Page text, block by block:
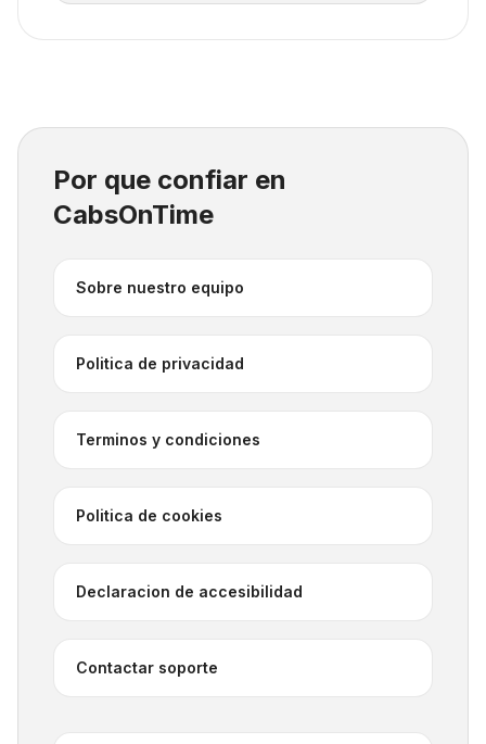
Por que confiar en
CabsOnTime
Sobre nuestro equipo
Politica de privacidad
Terminos y condiciones
Politica de cookies
Declaracion de accesibilidad
Contactar soporte